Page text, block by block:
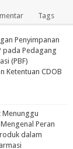
Tags
Penyimpanan
pada Pedagang
(PBF)
Ketentuan CDOB
Menunggu
Peran
dalam